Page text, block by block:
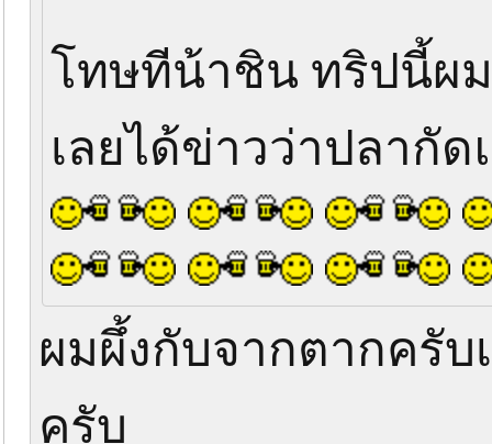
โทษทีน้าชิน ทริปนี้ผ
เลยได้ข่าวว่าปลากั
ผมผึ้งกับจากตากครับ
ครับ